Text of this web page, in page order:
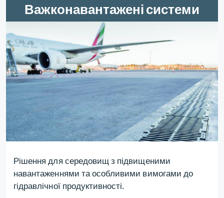
Важконавантажені системи
Рішення для середовищ з підвищеними
навантаженнями та особливими вимогами до
гідравлічної продуктивності.